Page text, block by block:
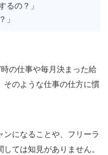
るの？」
」
の仕事や毎月決まった給
そのような仕事の仕方に慣
になることや、フリーラ
ては知見がありません。